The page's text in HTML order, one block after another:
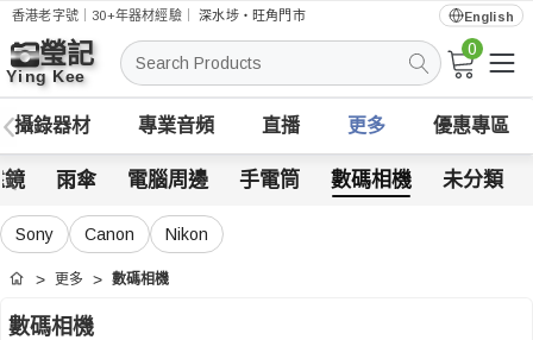
香港老字號｜30+年器材經驗｜深水埗・旺角門市 English
搜
索
0
攝錄器材 專業音頻 直播 更多 優惠專區
鏡 雨傘 電腦周邊 手電筒 數碼相機 未分類
Sony Canon Nikon
首頁 更多 數碼相機
數碼相機